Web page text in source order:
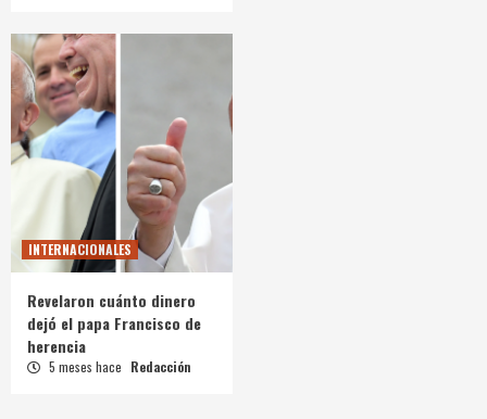
INTERNACIONALES
Revelaron cuánto dinero
dejó el papa Francisco de
herencia
5 meses hace Redacción